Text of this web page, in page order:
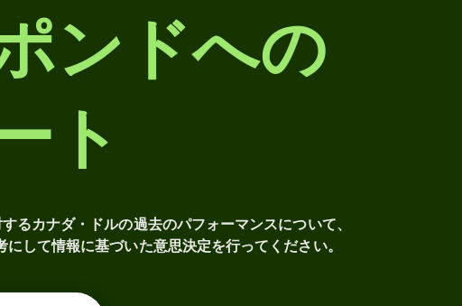
ンドへの
ト
カナダ・ドルの過去のパフォーマンスについて、
して情報に基づいた意思決定を行ってください。